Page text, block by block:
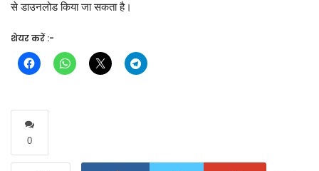
से डाउनलोड किया जा सकता है।
शेयर करें :-
0